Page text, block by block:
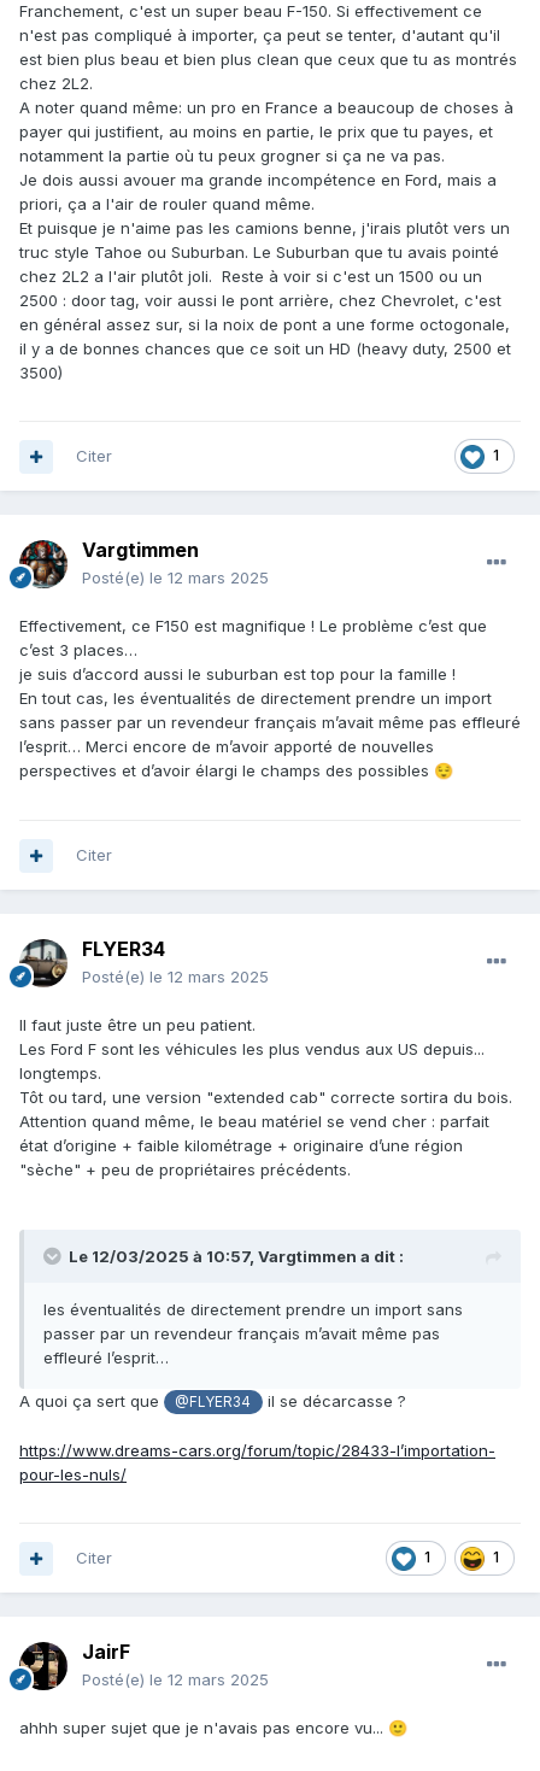
Franchement, c'est un super beau F-150. Si effectivement ce
n'est pas compliqué à importer, ça peut se tenter, d'autant qu'il
est bien plus beau et bien plus clean que ceux que tu as montrés
chez 2L2.
A noter quand même: un pro en France a beaucoup de choses à
payer qui justifient, au moins en partie, le prix que tu payes, et
notamment la partie où tu peux grogner si ça ne va pas.
Je dois aussi avouer ma grande incompétence en Ford, mais a
priori, ça a l'air de rouler quand même.
Et puisque je n'aime pas les camions benne, j'irais plutôt vers un
truc style Tahoe ou Suburban. Le Suburban que tu avais pointé
chez 2L2 a l'air plutôt joli. Reste à voir si c'est un 1500 ou un
2500 : door tag, voir aussi le pont arrière, chez Chevrolet, c'est
en général assez sur, si la noix de pont a une forme octogonale,
il y a de bonnes chances que ce soit un HD (heavy duty, 2500 et
3500)
1
Citer
Vargtimmen
Posté(e) le 12 mars 2025
Effectivement, ce F150 est magnifique ! Le problème c’est que
c’est 3 places…
je suis d’accord aussi le suburban est top pour la famille !
En tout cas, les éventualités de directement prendre un import
sans passer par un revendeur français m’avait même pas effleuré
l’esprit… Merci encore de m’avoir apporté de nouvelles
perspectives et d’avoir élargi le champs des possibles 😌
Citer
FLYER34
Posté(e) le 12 mars 2025
Il faut juste être un peu patient.
Les Ford F sont les véhicules les plus vendus aux US depuis...
longtemps.
Tôt ou tard, une version "extended cab" correcte sortira du bois.
Attention quand même, le beau matériel se vend cher : parfait
état d’origine + faible kilométrage + originaire d’une région
"sèche" + peu de propriétaires précédents.
Le 12/03/2025 à 10:57, Vargtimmen a dit :
les éventualités de directement prendre un import sans
passer par un revendeur français m’avait même pas
effleuré l’esprit…
A quoi ça sert que @FLYER34 il se décarcasse ?
https://www.dreams-cars.org/forum/topic/28433-l’importation-
pour-les-nuls/
1 1
Citer
JairF
Posté(e) le 12 mars 2025
ahhh super sujet que je n'avais pas encore vu... 🙂